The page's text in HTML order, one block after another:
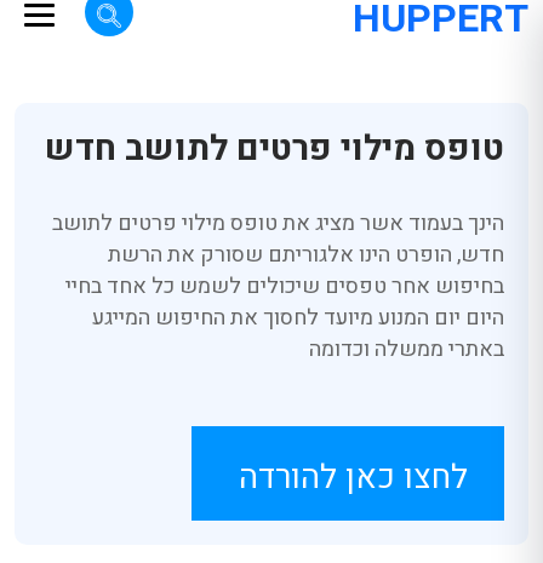
HUPPERT
טופס מילוי פרטים לתושב חדש
הינך בעמוד אשר מציג את טופס מילוי פרטים לתושב
חדש, הופרט הינו אלגוריתם שסורק את הרשת
בחיפוש אחר טפסים שיכולים לשמש כל אחד בחיי
היום יום המנוע מיועד לחסוך את החיפוש המייגע
באתרי ממשלה וכדומה
לחצו כאן להורדה